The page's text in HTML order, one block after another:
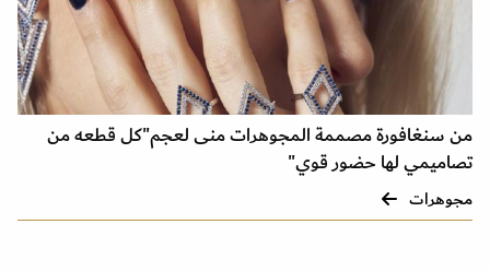
من سنغافورة مصممة المجوهرات منى لعجم"كل قطعه من
تصاميمي لها حضور قوي"
مجوهرات